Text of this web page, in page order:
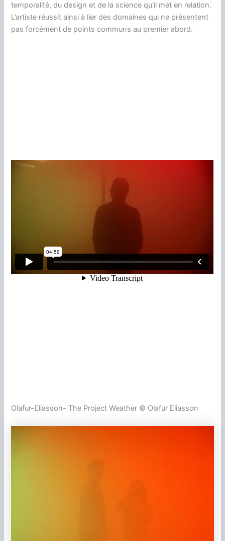
temporalité, du design et de la science qu’il met en relation.
L’artiste réussit ainsi à lier des domaines qui ne présentent
pas forcément de points communs au premier abord.
Olafur-Eliasson- The Project Weather © Olafur Eliasson